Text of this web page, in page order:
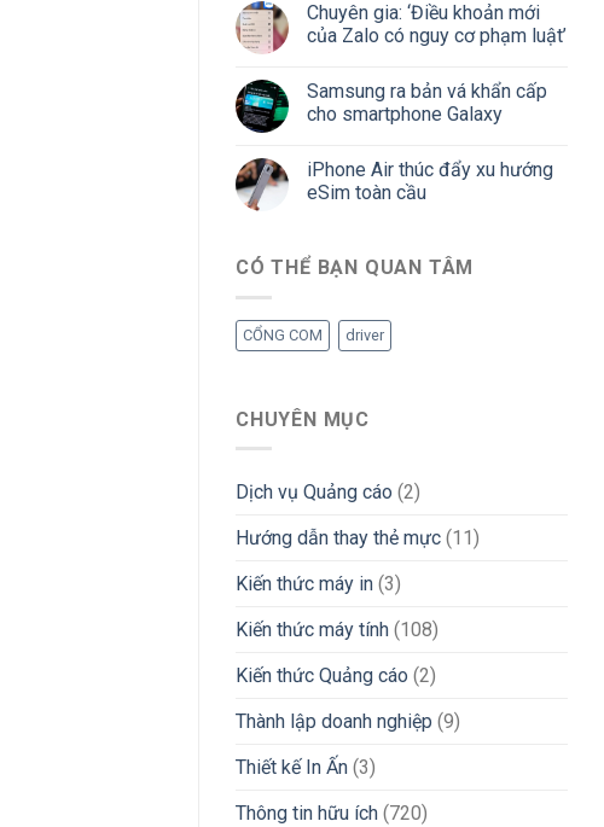
Chuyên gia: ‘Điều khoản mới
của Zalo có nguy cơ phạm luật’
Samsung ra bản vá khẩn cấp
cho smartphone Galaxy
iPhone Air thúc đẩy xu hướng
eSim toàn cầu
CÓ THỂ BẠN QUAN TÂM
CỔNG COM driver
CHUYÊN MỤC
Dịch vụ Quảng cáo (2)
Hướng dẫn thay thẻ mực (11)
Kiến thức máy in (3)
Kiến thức máy tính (108)
Kiến thức Quảng cáo (2)
Thành lập doanh nghiệp (9)
Thiết kế In Ấn (3)
Thông tin hữu ích (720)